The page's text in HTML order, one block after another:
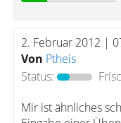
2. Februar 2012 |
Von Ptheis
Status:
Mir ist ähnliches